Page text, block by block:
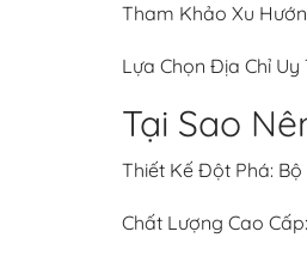
Tham Khảo Xu
Lựa Chọn Địa Chỉ
Tại Sao
Thiết Kế Đột Phá:
Chất Lượng Cao